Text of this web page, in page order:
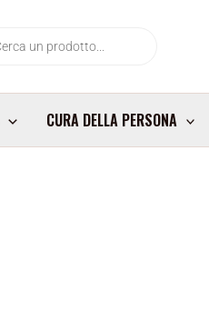
CURA DELLA PERSONA